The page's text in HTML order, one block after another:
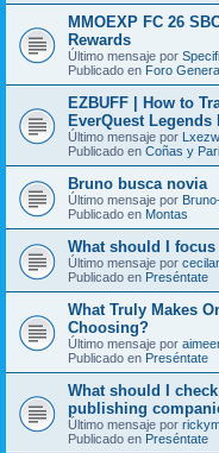
MMOEXP FC 26
Rewards
Último mensaje por
Publicado en Foro
EZBUFF | How to
EverQuest Legends
Último mensaje por
Publicado en Coñas y
Bruno busca novia
Último mensaje por
Publicado en Montas
What should I
Último mensaje por
Publicado en Preséntate
What Truly Makes
Choosing?
Último mensaje por
Publicado en Preséntate
What should I
publishing
Último mensaje por
Publicado en Preséntate